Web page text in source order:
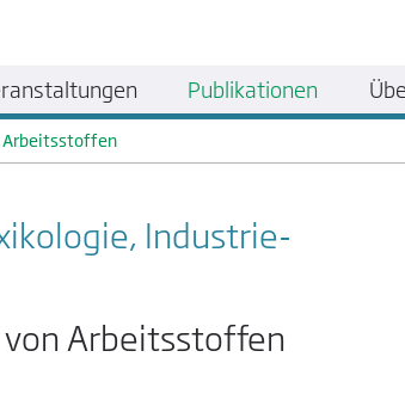
Arbeitsstoffen
Industrie­
Arbeitsstoffen
Publikationen